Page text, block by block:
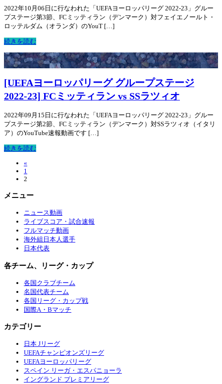
2022年10月06日に行なわれた「UEFAヨーロッパリーグ 2022-23」グルー
プステージ第3節、FCミッティラン（デンマーク）対フェイエノールト・
ロッテルダム（オランダ）のYouT […]
続きを読む
[UEFAヨーロッパリーグ グループステージ
2022-23] FCミッティラン vs SSラツィオ
2022年09月15日に行なわれた「UEFAヨーロッパリーグ 2022-23」グルー
プステージ第2節、FCミッティラン（デンマーク）対SSラツィオ（イタリ
ア）のYouTube速報動画です […]
続きを読む
«
1
2
メニュー
ニュース動画
ライブスコア・試合速報
フルマッチ動画
海外組日本人選手
日本代表
各チーム、リーグ・カップ
各国クラブチーム
名国代表チーム
各国リーグ・カップ戦
国際A・Bマッチ
カテゴリー
日本 Jリーグ
UEFAチャンピオンズリーグ
UEFAヨーロッパリーグ
スペイン リーガ・エスパニョーラ
イングランド プレミアリーグ